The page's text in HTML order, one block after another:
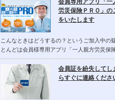
会員専用アプリ「一
労災保険ＰＲＯ」の
をいたします
こんなときはどうするの？というご加入中の
とんどは会員様専用アプリ「一人親方労災保
会員証を紛失してし
らすぐに連絡くださ